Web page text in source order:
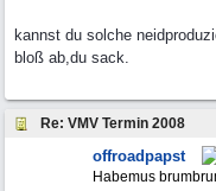
kannst du solche
bloß ab,du sack.
Re: VMV Termin 2008
offroadpapst
Habemus